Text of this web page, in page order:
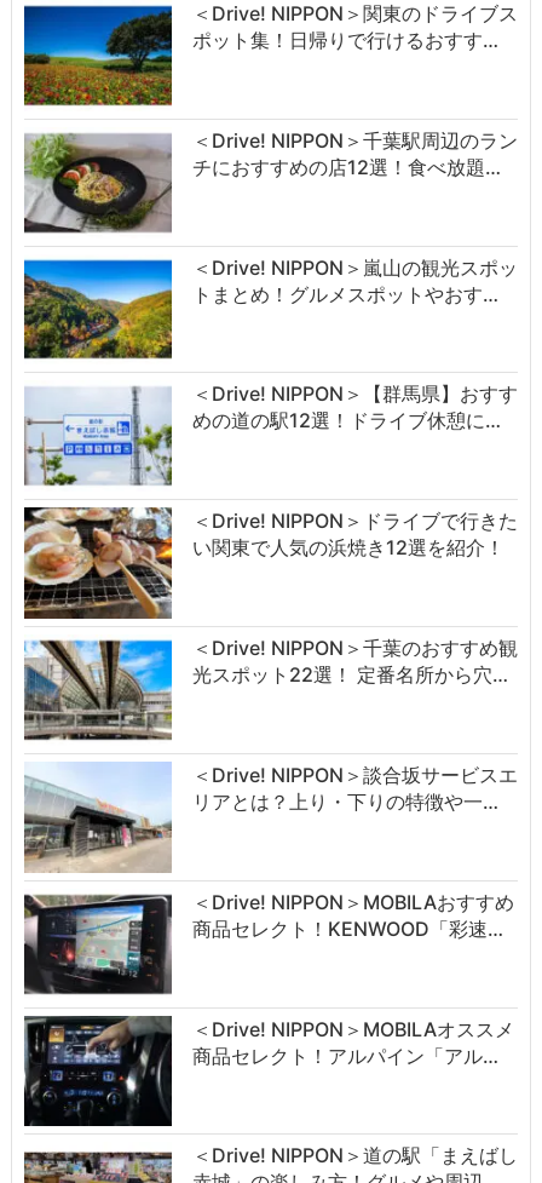
＜Drive! NIPPON＞関東のドライブス
ポット集！日帰りで行けるおすす…
＜Drive! NIPPON＞千葉駅周辺のラン
チにおすすめの店12選！食べ放題…
＜Drive! NIPPON＞嵐山の観光スポッ
トまとめ！グルメスポットやおす…
＜Drive! NIPPON＞【群馬県】おすす
めの道の駅12選！ドライブ休憩に…
＜Drive! NIPPON＞ドライブで行きた
い関東で人気の浜焼き12選を紹介！
＜Drive! NIPPON＞千葉のおすすめ観
光スポット22選！ 定番名所から穴…
＜Drive! NIPPON＞談合坂サービスエ
リアとは？上り・下りの特徴や一…
＜Drive! NIPPON＞MOBILAおすすめ
商品セレクト！KENWOOD「彩速…
＜Drive! NIPPON＞MOBILAオススメ
商品セレクト！アルパイン「アル…
＜Drive! NIPPON＞道の駅「まえばし